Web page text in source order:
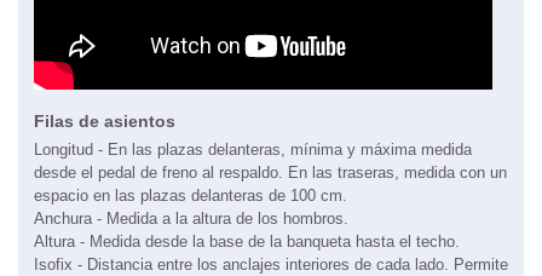
Filas de asientos
Longitud - En las plazas delanteras, mínima y máxima medida
desde el pedal de freno al respaldo. En las traseras, medida con un
espacio en las plazas delanteras de 100 cm.
Anchura - Medida a la altura de los hombros.
Altura - Medida desde la base de la banqueta hasta el techo.
Isofix - Distancia entre los anclajes interiores de cada lado. Permite